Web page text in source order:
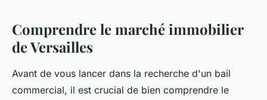
Comprendre le marché immobilier
de Versailles
Avant de vous lancer dans la recherche d'un bail
commercial, il est crucial de bien comprendre le